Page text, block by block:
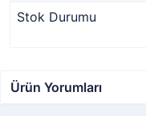
Stok Durumu
Ürün Yorumları